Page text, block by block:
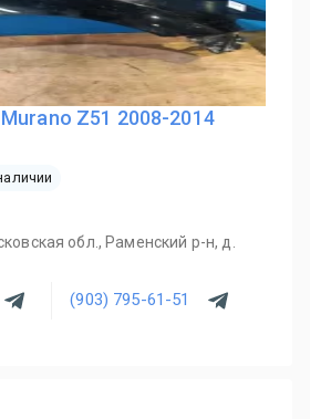
Z51 2008-2014
обл., Раменский р-н, д.
(903) 795-61-51